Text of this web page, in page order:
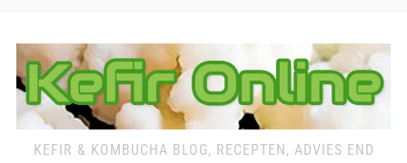
KEFIR & KOMBUCHA BLOG, RECEPTEN, ADVIES END